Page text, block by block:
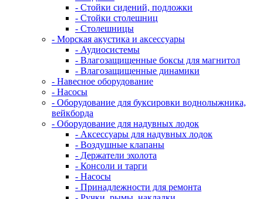
- Стойки сидений, подложки
- Стойки столешниц
- Столешницы
- Морская акустика и аксессуары
- Аудиосистемы
- Влагозащищенные боксы для магнитол
- Влагозащищенные динамики
- Навесное оборудование
- Насосы
- Оборудование для буксировки воднолыжника,
вейкборда
- Оборудование для надувных лодок
- Аксессуары для надувных лодок
- Воздушные клапаны
- Держатели эхолота
- Консоли и тарги
- Насосы
- Принадлежности для ремонта